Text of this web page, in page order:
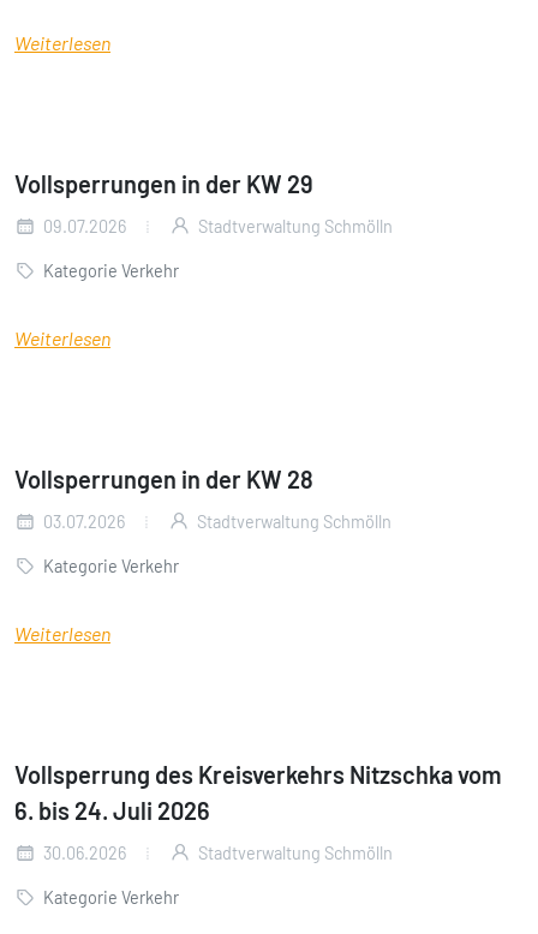
Weiterlesen
Vollsperrungen in der KW 29
09.07.2026 Stadtverwaltung Schmölln
Kategorie Verkehr
Weiterlesen
Vollsperrungen in der KW 28
03.07.2026 Stadtverwaltung Schmölln
Kategorie Verkehr
Weiterlesen
Vollsperrung des Kreisverkehrs Nitzschka vom
6. bis 24. Juli 2026
30.06.2026 Stadtverwaltung Schmölln
Kategorie Verkehr